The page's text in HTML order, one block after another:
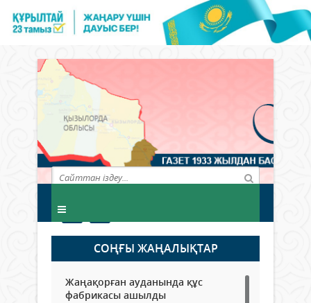
СОҢҒЫ ЖАҢАЛЫҚТАР
Жаңақорған ауданында құс
фабрикасы ашылды